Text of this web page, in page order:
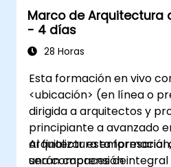
Marco de Arquitectura
- 4 días
28 Horas
Esta formación en vivo
<ubicación> (en línea o
dirigida a arquitectos y
principiante a avanzado
arquitectura empresarial
una comprensión integral
Al finalizar esta
serán capaces de: